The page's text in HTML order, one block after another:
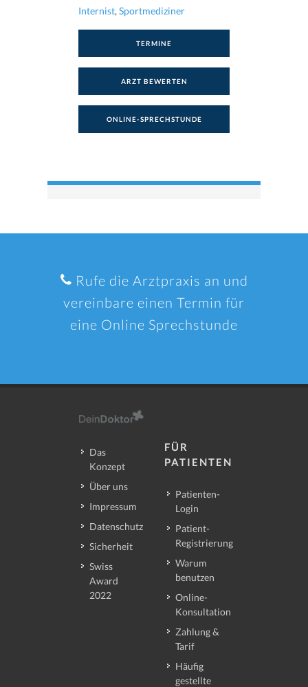
Internist, Sportmediziner
TERMINE
ARZT BEWERTEN
ONLINE-SPRECHSTUNDE
Rufe die Arztpraxis an und
vereinbare einen Termin für
eine Online Sprechstunde
Das
Konzept
Über uns
Impressum
Datenschutz
Sicherheit
Swiss
Award
2022
FÜR
PATIENTEN
Patienten-
Login
Patient-
Registrierung
Warum
benutzen
Online-
Konsultation
Zahlung &
Tarif
Häufig
gestellte